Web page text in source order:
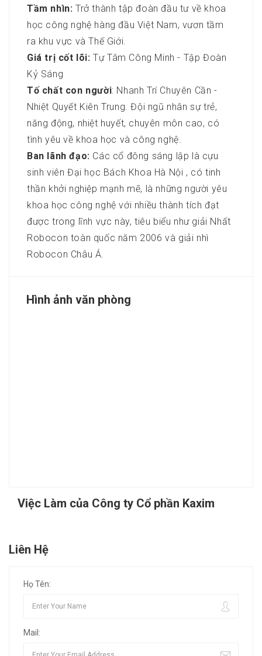
Tầm nhìn: Trở thành tập đoàn đầu tư về khoa
học công nghệ hàng đầu Việt Nam, vươn tầm
ra khu vực và Thế Giới.
Giá trị cốt lõi: Tự Tâm Công Minh - Tập Đoàn
Kỷ Sáng
Tố chất con người: Nhanh Trí Chuyên Cần -
Nhiệt Quyết Kiên Trung. Đội ngũ nhân sự trẻ,
năng động, nhiệt huyết, chuyên môn cao, có
tình yêu về khoa học và công nghệ.
Ban lãnh đạo: Các cổ đông sáng lập là cựu
sinh viên Đại học Bách Khoa Hà Nội , có tinh
thần khởi nghiệp mạnh mẽ, là những người yêu
khoa học công nghệ với nhiều thành tích đạt
được trong lĩnh vực này, tiêu biểu như giải Nhất
Robocon toàn quốc năm 2006 và giải nhì
Robocon Châu Á.
Hình ảnh văn phòng
Việc Làm của Công ty Cổ phần Kaxim
Liên Hệ
Họ Tên:
Mail: